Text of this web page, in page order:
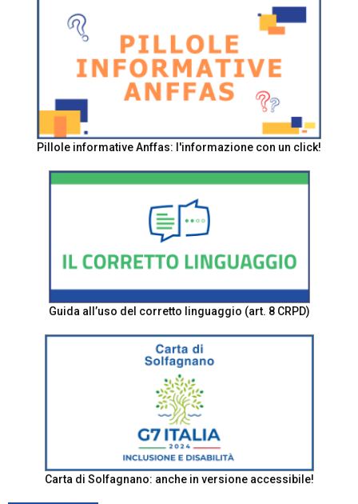
Pillole informative Anffas: l'informazione con un click!
Guida all’uso del corretto linguaggio (art. 8 CRPD)
Carta di Solfagnano: anche in versione accessibile!